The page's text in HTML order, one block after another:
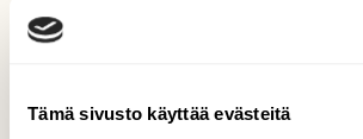
Tämä sivusto käyttää evästeitä